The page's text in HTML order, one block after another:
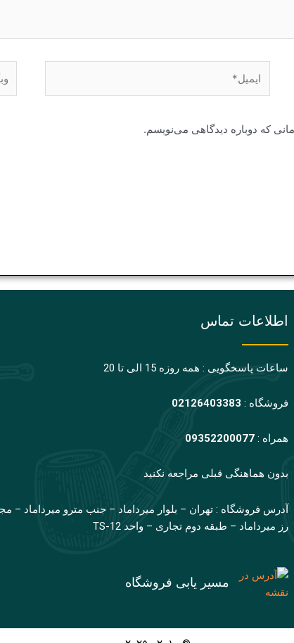
که دوباره دیدگاهی می‌نویسم.
اطلاعات تماس
ساعات پاسخگویی : همه روزه 15 الی تا 20
فروشگاه : 02126403383
همراه :09352200077
بدون هماهنگی قبلی مراجعه نکنید
آدرس فروشگاه : تهران – بلوار میرداماد – جنب مترو میرداماد –
رز میرداماد – طبقه دوم تجاری – واحد TS-12
مسیر یابی فروشگاه